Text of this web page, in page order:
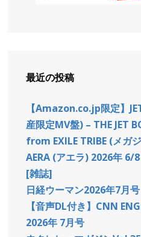
最近の投稿
【Amazon.co.jp限定】
産限定MV盤) – THE JET
from EXILE TRIBE (メガ
AERA (アエラ) 2026年 6/8
[雑誌]
日経ウーマン2026年7月号
【音声DL付き】CNN
2026年 7月号